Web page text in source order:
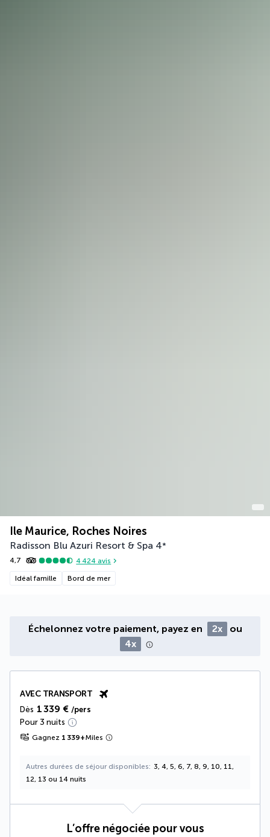
Ile Maurice, Roches Noires
Radisson Blu Azuri Resort & Spa 4*
4,7 4 424 avis
Idéal famille Bord de mer
Échelonnez votre paiement, payez en 2x
ou
4x
AVEC TRANSPORT
Dès 1 339 € /pers
Pour 3 nuits
Gagnez 1 339+Miles
Autres durées de séjour disponibles
3, 4, 5, 6, 7, 8, 9, 10, 11,
12, 13 ou 14 nuits
L’offre négociée pour vous